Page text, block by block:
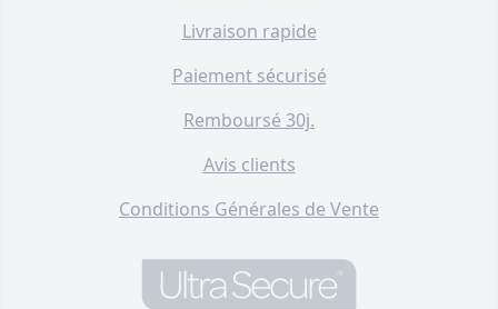
CHIENS EN LIBERTÉ NE PAS
A4)
8,00 €
Panneau extérieur 'ATTENTION
VIDÉOSURVEILLANCE' -
F002-0531-00
6,00 €
Livraison rapide
Paiement sécurisé
Remboursé 30j.
Avis clients
Conditions Générales de Vente